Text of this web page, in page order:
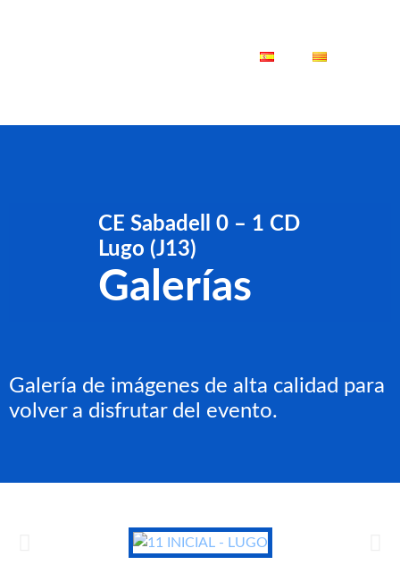
CE Sabadell 0 – 1 CD
Lugo (J13)
Galerías
Galería de imágenes de alta calidad para
volver a disfrutar del evento.